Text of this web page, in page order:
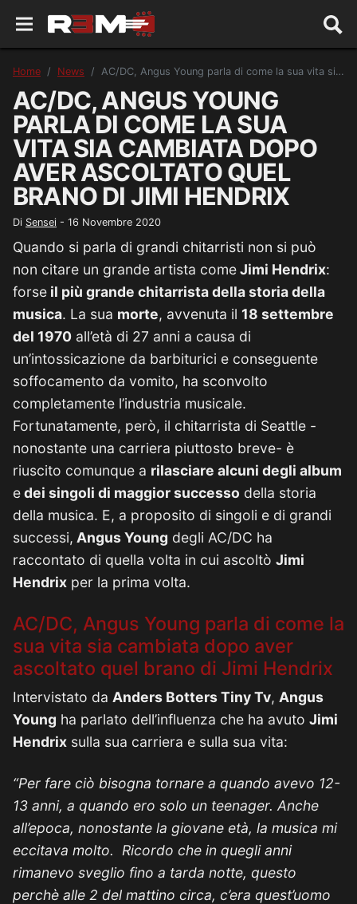
Home News AC/DC, Angus Young parla di come la sua vita sia cambiata dopo aver ascoltato quel brano di Jimi Hendrix
AC/DC, ANGUS YOUNG
PARLA DI COME LA SUA
VITA SIA CAMBIATA DOPO
AVER ASCOLTATO QUEL
BRANO DI JIMI HENDRIX
Di Sensei - 16 Novembre 2020
Quando si parla di grandi chitarristi non si può
non citare un grande artista comeJimi Hendrix:
forse il più grande chitarrista della storia della
musica. La sua morte, avvenuta il 18 settembre
del 1970 all’età di 27 anni a causa di
un’intossicazione da barbiturici e conseguente
soffocamento da vomito, ha sconvolto
completamente l’industria musicale.
Fortunatamente, però, il chitarrista di Seattle -
nonostante una carriera piuttosto breve- è
riuscito comunque a rilasciare alcuni degli album
edei singoli di maggior successo della storia
della musica. E, a proposito di singoli e di grandi
successi, Angus Young degli AC/DC ha
raccontato di quella volta in cui ascoltò Jimi
Hendrix per la prima volta.
AC/DC, Angus Young parla di come la
sua vita sia cambiata dopo aver
ascoltato quel brano di Jimi Hendrix
Intervistato da Anders Botters Tiny Tv, Angus
Young ha parlato dell’influenza che ha avuto Jimi
Hendrix sulla sua carriera e sulla sua vita:
“Per fare ciò bisogna tornare a quando avevo 12-
13 anni, a quando ero solo un teenager. Anche
all’epoca, nonostante la giovane età, la musica mi
eccitava molto. Ricordo che in quegli anni
rimanevo sveglio fino a tarda notte, questo
perchè alle 2 del mattino circa, c’era quest’uomo